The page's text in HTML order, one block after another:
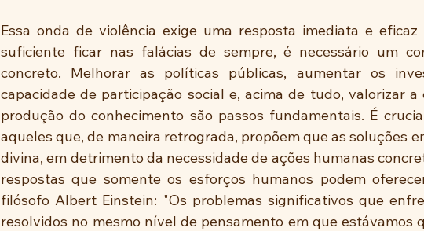
Essa onda de violência exige uma resposta imediata e
suficiente ficar nas falácias de sempre, é necessário um
concreto. Melhorar as políticas públicas, aumentar os
capacidade de participação social e, acima de tudo, valorizar a
produção do conhecimento são passos fundamentais. É
aqueles que, de maneira retrograda, propõem que as soluções
divina, em detrimento da necessidade de ações humanas
respostas que somente os esforços humanos podem
filósofo Albert Einstein: "Os problemas significativos que
resolvidos no mesmo nível de pensamento em que estávamos